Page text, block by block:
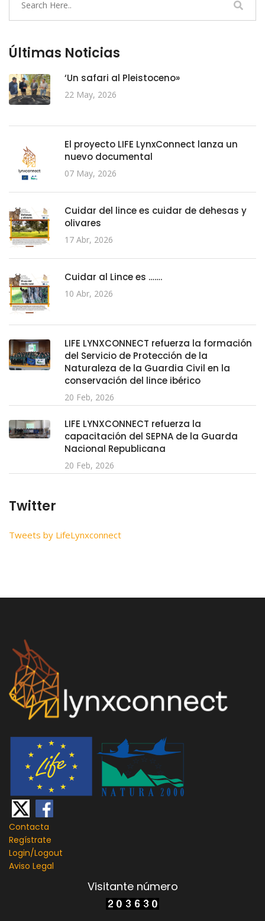
Últimas Noticias
‘Un safari al Pleistoceno»
22 May, 2026
El proyecto LIFE LynxConnect lanza un
nuevo documental
07 May, 2026
Cuidar del lince es cuidar de dehesas y
olivares
17 Abr, 2026
Cuidar al Lince es …….
10 Abr, 2026
LIFE LYNXCONNECT refuerza la formación
del Servicio de Protección de la
Naturaleza de la Guardia Civil en la
conservación del lince ibérico
20 Feb, 2026
LIFE LYNXCONNECT refuerza la
capacitación del SEPNA de la Guarda
Nacional Republicana
20 Feb, 2026
Twitter
Tweets by LifeLynxconnect
Contacta
Regístrate
Login/Logout
Aviso Legal
Visitante número